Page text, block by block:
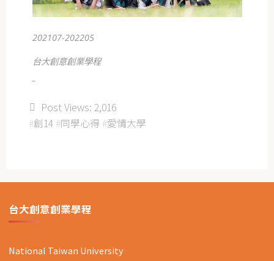
202107-202205
台大創意創業學程
Post Views: 2,016
#創14 #同學心得 #愛情大學
台大創意創業學程
National Taiwan University